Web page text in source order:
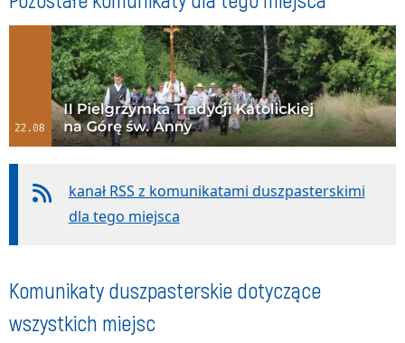
kanał RSS z komunikatami duszpasterskimi
dla tego miejsca
Komunikaty duszpasterskie dotyczące
wszystkich miejsc